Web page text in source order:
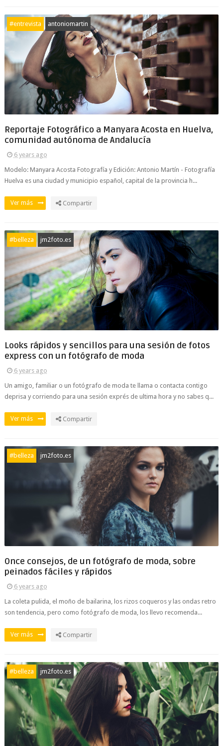
#entrevista antoniomartin
Reportaje Fotográfico a Manyara Acosta en Huelva,
comunidad autónoma de Andalucía
6 years ago
Modelo: Manyara Acosta Fotografía y Edición: Antonio Martín - Fotografía
Huelva es una ciudad y municipio español, capital de la provincia h...
Ver más Compartir
#belleza jm2foto.es
Looks rápidos y sencillos para una sesión de fotos
express con un fotógrafo de moda
6 years ago
Un amigo, familiar o un fotógrafo de moda te llama o contacta contigo
deprisa y corriendo para una sesión exprés de ultima hora y no sabes q...
Ver más Compartir
#belleza jm2foto.es
Once consejos, de un fotógrafo de moda, sobre
peinados fáciles y rápidos
6 years ago
La coleta pulida, el moño de bailarina, los rizos coqueros y las ondas retro
son tendencia, pero como fotógrafo de moda, los llevo recomenda...
Ver más Compartir
#belleza jm2foto.es